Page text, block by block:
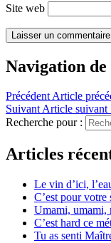
Site web
Navigation
PrécédentArticle
SuivantArticle suivant
Recherche pour :
Articles
Le vin d’ici,
C’est pour
Umami, umami,
C’est hard ce
Tu as senti